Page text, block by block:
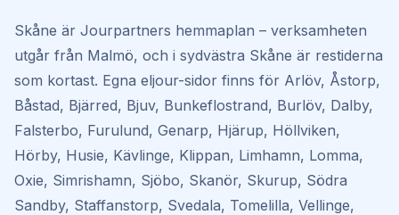
Skåne är Jourpartners hemmaplan – verksamheten
utgår från Malmö, och i sydvästra Skåne är restiderna
som kortast. Egna eljour-sidor finns för Arlöv, Åstorp,
Båstad, Bjärred, Bjuv, Bunkeflostrand, Burlöv, Dalby,
Falsterbo, Furulund, Genarp, Hjärup, Höllviken,
Hörby, Husie, Kävlinge, Klippan, Limhamn, Lomma,
Oxie, Simrishamn, Sjöbo, Skanör, Skurup, Södra
Sandby, Staffanstorp, Svedala, Tomelilla, Vellinge,